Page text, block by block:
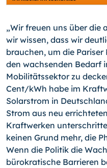
„Wir freuen uns über die
wir wissen, dass wir
brauchen, um die
den wachsenden Bedarf
Mobilitätssektor zu
Cent/kWh habe im
Solarstrom in
Strom aus neu
Kraftwerken
keinen Grund mehr, die
Wenn die Politik die
bürokratische Barrieren